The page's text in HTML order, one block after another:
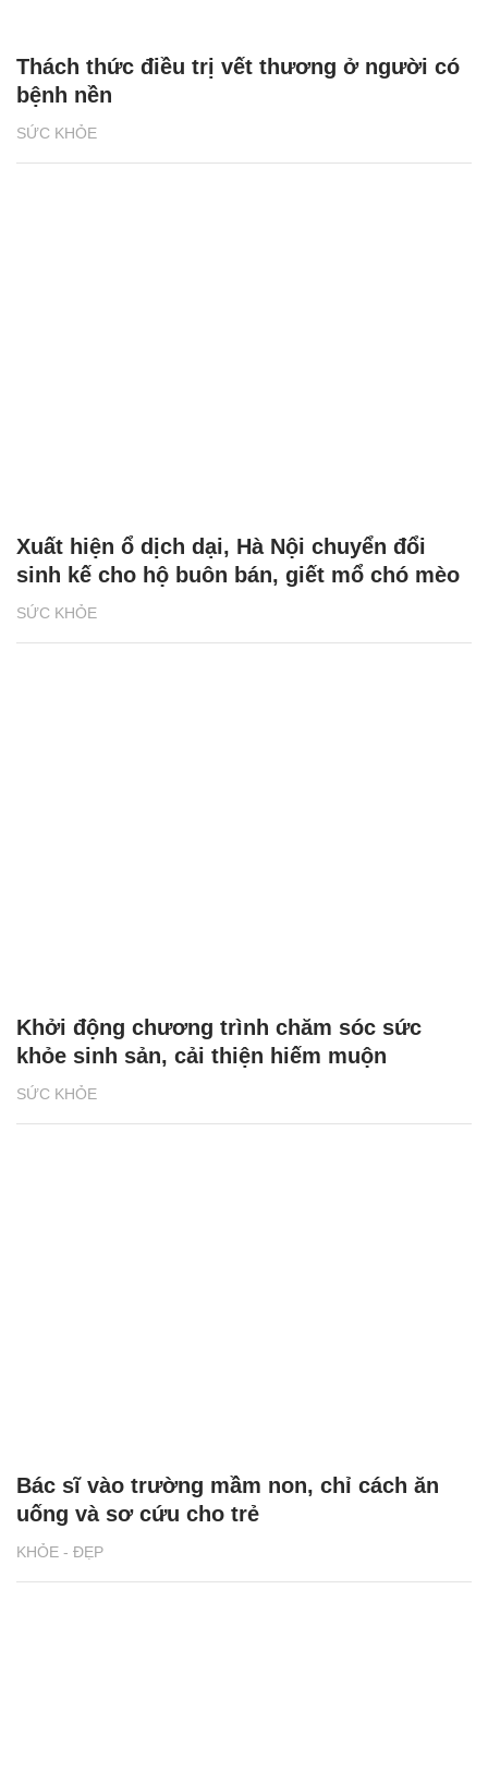
SỨC KHỎE
Thách thức điều trị vết thương ở người có
bệnh nền
SỨC KHỎE
Xuất hiện ổ dịch dại, Hà Nội chuyển đổi
sinh kế cho hộ buôn bán, giết mổ chó mèo
SỨC KHỎE
Khởi động chương trình chăm sóc sức
khỏe sinh sản, cải thiện hiếm muộn
KHỎE - ĐẸP
Bác sĩ vào trường mầm non, chỉ cách ăn
uống và sơ cứu cho trẻ